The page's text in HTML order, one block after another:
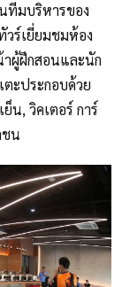
ทีมบริหารของ
ร์เยี่ยมชมห้อง
ผู้ฝึกสอนและนัก
ตะประกอบด้วย
น, วิคเตอร์ การ์
ชน